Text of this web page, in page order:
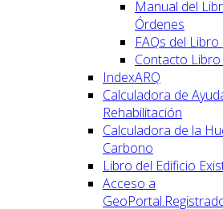
Manual del
Órdenes
FAQs del
Contacto
IndexARQ
Calculadora de
Rehabilitación
Calculadora de la
Carbono
Libro del Edificio
Acceso a